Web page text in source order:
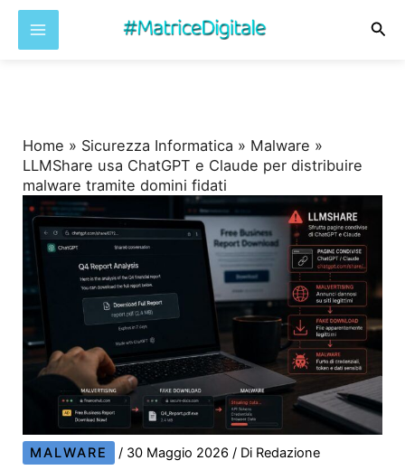
Home » Sicurezza Informatica » Malware »
LLMShare usa ChatGPT e Claude per distribuire
malware tramite domini fidati
MALWARE / 30 Maggio 2026/ Di Redazione